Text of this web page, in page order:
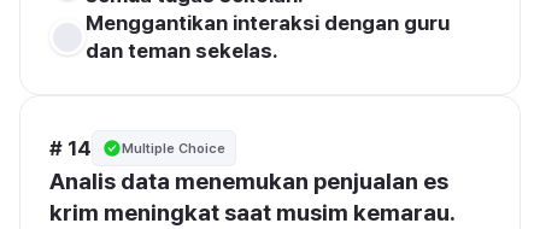
Menggantikan interaksi dengan guru
dan teman sekelas.
# 14 Multiple Choice
Analis data menemukan penjualan es
krim meningkat saat musim kemarau.